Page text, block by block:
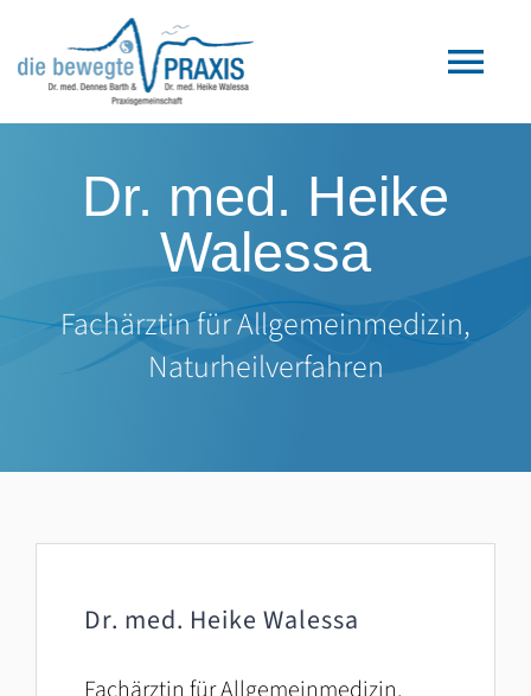
Inhalt
springen
Praxis Obertaufkirchen
Leistungen
Aktuelles
Kontakt
Dr. med. Heike
Walessa
Fachärztin für Allgemeinmedizin,
Naturheilverfahren
Dr. med. Heike Walessa